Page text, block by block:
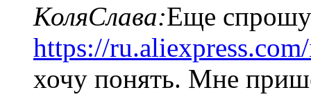
КоляСлава:Еще спрошу
https://
хочу понять. Мне